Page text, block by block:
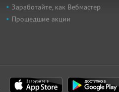
Заработайте, как Вебмастер
Прошедшие акции